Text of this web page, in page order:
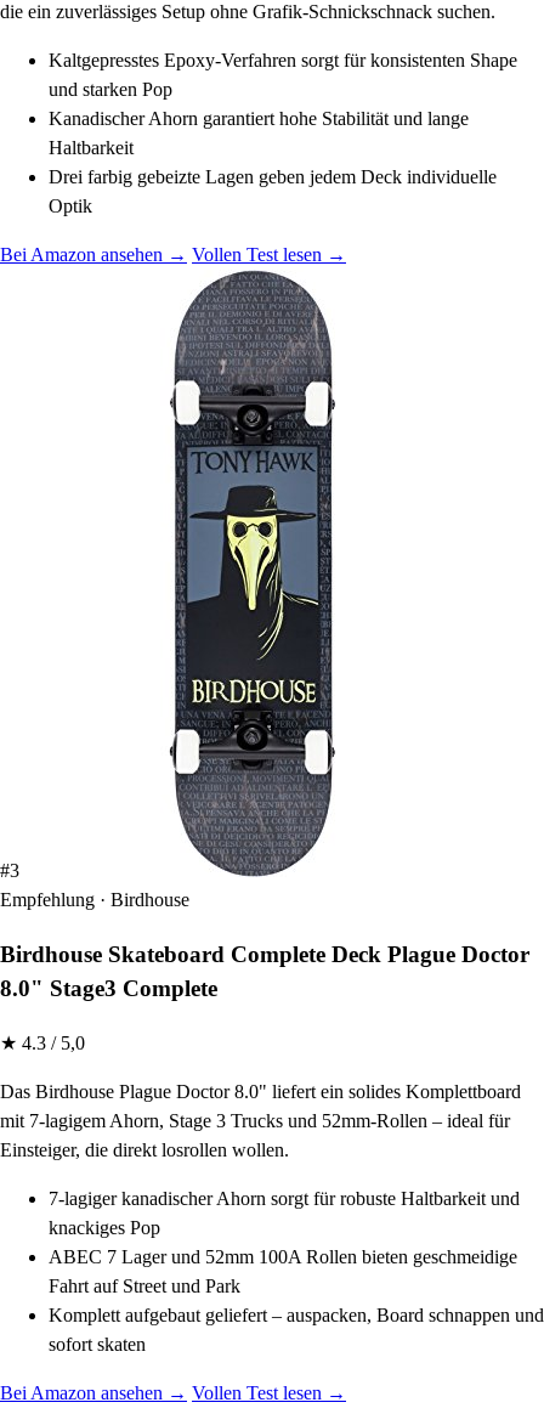
die ein zuverlässiges Setup ohne Grafik-Schnickschnack suchen.
Kaltgepresstes Epoxy-Verfahren sorgt für konsistenten Shape
und starken Pop
Kanadischer Ahorn garantiert hohe Stabilität und lange
Haltbarkeit
Drei farbig gebeizte Lagen geben jedem Deck individuelle
Optik
Bei Amazon ansehen → Vollen Test lesen →
#3
Empfehlung · Birdhouse
Birdhouse Skateboard Complete Deck Plague Doctor
8.0" Stage3 Complete
★ 4.3 / 5,0
Das Birdhouse Plague Doctor 8.0" liefert ein solides Komplettboard
mit 7-lagigem Ahorn, Stage 3 Trucks und 52mm-Rollen – ideal für
Einsteiger, die direkt losrollen wollen.
7-lagiger kanadischer Ahorn sorgt für robuste Haltbarkeit und
knackiges Pop
ABEC 7 Lager und 52mm 100A Rollen bieten geschmeidige
Fahrt auf Street und Park
Komplett aufgebaut geliefert – auspacken, Board schnappen und
sofort skaten
Bei Amazon ansehen → Vollen Test lesen →